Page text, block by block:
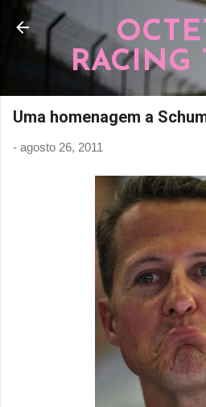
Pular para o
RACING
Uma homenagem a
- agosto 26, 2011